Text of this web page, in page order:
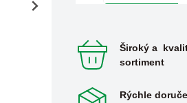
Široký a
sortiment
Rýchle